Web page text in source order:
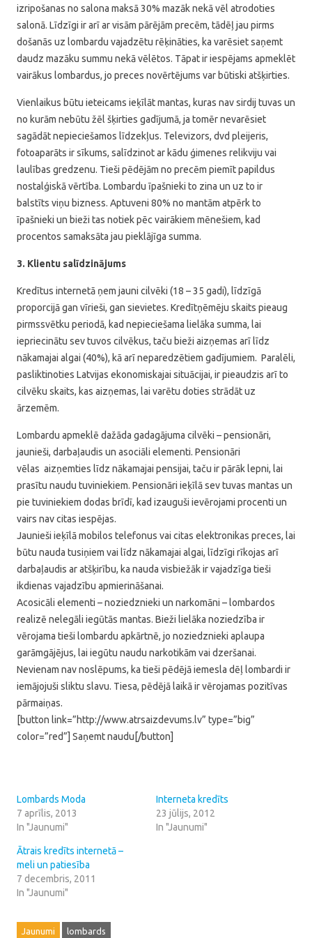
izripošanas no salona maksā 30% mazāk nekā vēl atrodoties
salonā. Līdzīgi ir arī ar visām pārējām precēm, tādēļ jau pirms
došanās uz lombardu vajadzētu rēķināties, ka varēsiet saņemt
daudz mazāku summu nekā vēlētos. Tāpat ir iespējams apmeklēt
vairākus lombardus, jo preces novērtējums var būtiski atšķirties.
Vienlaikus būtu ieteicams ieķīlāt mantas, kuras nav sirdij tuvas un
no kurām nebūtu žēl šķirties gadījumā, ja tomēr nevarēsiet
sagādāt nepieciešamos līdzekļus. Televizors, dvd pleijeris,
fotoaparāts ir sīkums, salīdzinot ar kādu ģimenes relikviju vai
laulības gredzenu. Tieši pēdējām no precēm piemīt papildus
nostalģiskā vērtība. Lombardu īpašnieki to zina un uz to ir
balstīts viņu bizness. Aptuveni 80% no mantām atpērk to
īpašnieki un bieži tas notiek pēc vairākiem mēnešiem, kad
procentos samaksāta jau pieklājīga summa.
3. Klientu salīdzinājums
Kredītus internetā ņem jauni cilvēki (18 – 35 gadi), līdzīgā
proporcijā gan vīrieši, gan sievietes. Kredītņēmēju skaits pieaug
pirmssvētku periodā, kad nepieciešama lielāka summa, lai
iepriecinātu sev tuvos cilvēkus, taču bieži aizņemas arī līdz
nākamajai algai (40%), kā arī neparedzētiem gadījumiem. Paralēli,
pasliktinoties Latvijas ekonomiskajai situācijai, ir pieaudzis arī to
cilvēku skaits, kas aizņemas, lai varētu doties strādāt uz
ārzemēm.
Lombardu apmeklē dažāda gadagājuma cilvēki – pensionāri,
jaunieši, darbaļaudis un asociāli elementi. Pensionāri
vēlas aizņemties līdz nākamajai pensijai, taču ir pārāk lepni, lai
prasītu naudu tuviniekiem. Pensionāri ieķīlā sev tuvas mantas un
pie tuviniekiem dodas brīdī, kad izauguši ievērojami procenti un
vairs nav citas iespējas.
Jaunieši ieķīlā mobilos telefonus vai citas elektronikas preces, lai
būtu nauda tusiņiem vai līdz nākamajai algai, līdzīgi rīkojas arī
darbaļaudis ar atšķirību, ka nauda visbiežāk ir vajadzīga tieši
ikdienas vajadzību apmierināšanai.
Acosicāli elementi – noziedznieki un narkomāni – lombardos
realizē nelegāli iegūtās mantas. Bieži lielāka noziedzība ir
vērojama tieši lombardu apkārtnē, jo noziedznieki aplaupa
garāmgājējus, lai iegūtu naudu narkotikām vai dzeršanai.
Nevienam nav noslēpums, ka tieši pēdējā iemesla dēļ lombardi ir
iemājojuši sliktu slavu. Tiesa, pēdējā laikā ir vērojamas pozitīvas
pārmaiņas.
[button link=”http://www.atrsaizdevums.lv” type=”big”
color=”red”] Saņemt naudu[/button]
Lombards Moda
7 aprīlis, 2013
In "Jaunumi"
Interneta kredīts
23 jūlijs, 2012
In "Jaunumi"
Ātrais kredīts internetā –
meli un patiesība
7 decembris, 2011
In "Jaunumi"
Jaunumi lombards